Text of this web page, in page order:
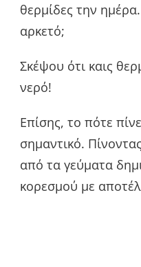
θερμίδες την
αρκετό;
Σκέψου ότι καις
νερό!
Επίσης, το πότε
σημαντικό.
από τα γεύματα
κορεσμού με